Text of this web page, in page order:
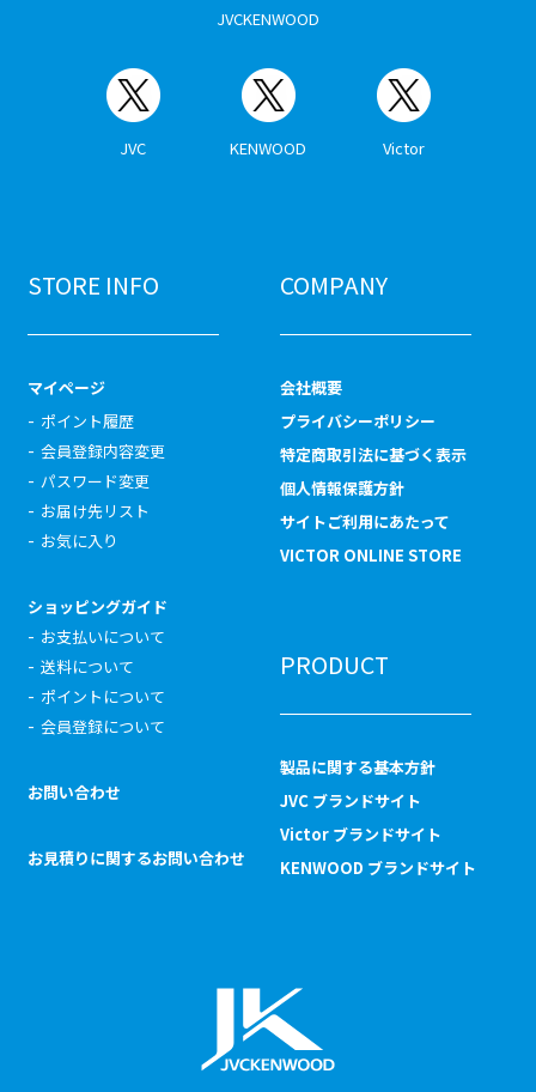
JVCKENWOOD
JVC KENWOOD Victor
STORE INFO
マイページ
ポイント履歴
会員登録内容変更
パスワード変更
お届け先リスト
お気に入り
ショッピングガイド
お支払いについて
送料について
ポイントについて
会員登録について
お問い合わせ
お見積りに関するお問い合わせ
COMPANY
会社概要
プライバシーポリシー
特定商取引法に基づく表示
個人情報保護方針
サイトご利用にあたって
VICTOR ONLINE STORE
PRODUCT
製品に関する基本方針
JVC ブランドサイト
Victor ブランドサイト
KENWOOD ブランドサイト